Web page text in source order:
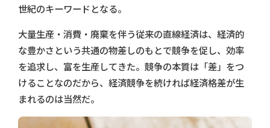
世紀のキーワードとなる。
大量生産・消費・廃棄を伴う従来の直線経済は、経済的
な豊かさという共通の物差しのもとで競争を促し、効率
を追求し、富を生産してきた。競争の本質は「差」をつ
けることなのだから、経済競争を続ければ経済格差が生
まれるのは当然だ。